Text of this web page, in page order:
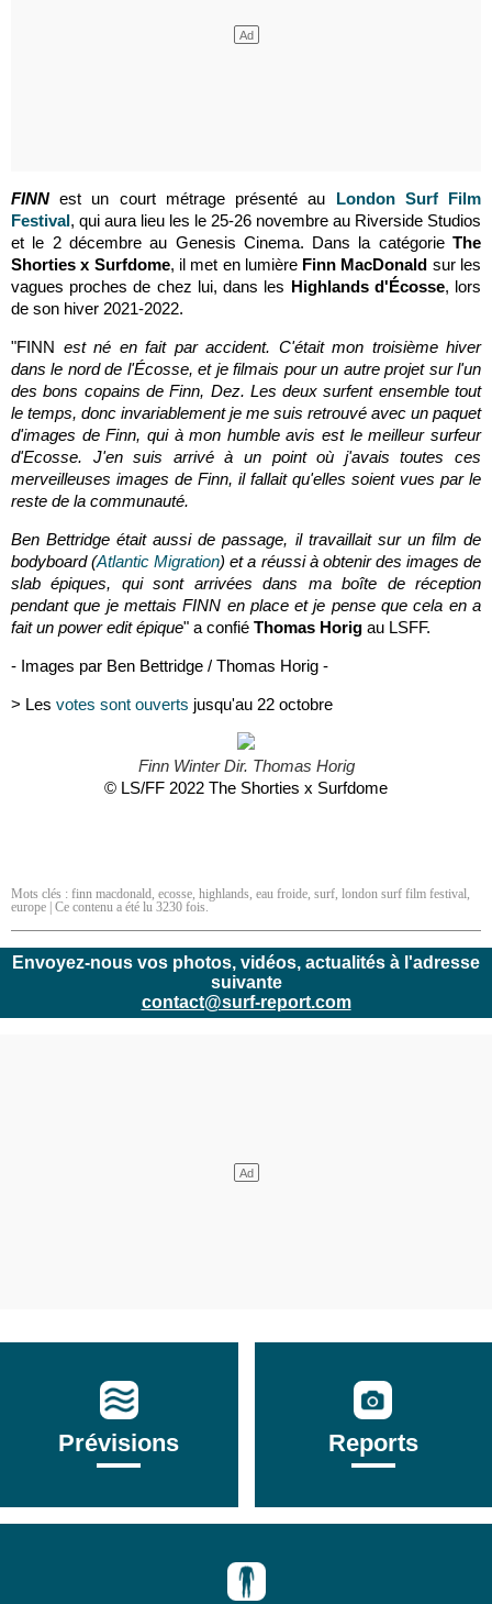
FINNest un court métrage présenté au London Surf Film
Festival, qui aura lieu les le 25-26 novembre au Riverside Studios
et le 2 décembre au Genesis Cinema. Dans la catégorie The
Shorties x Surfdome, il met en lumière Finn MacDonald sur les
vagues proches de chez lui, dans les Highlands d'Écosse, lors
de son hiver 2021-2022.
"FINN est né en fait par accident. C'était mon troisième hiver
dans le nord de l'Écosse, et je filmais pour un autre projet sur l'un
des bons copains de Finn, Dez. Les deux surfent ensemble tout
le temps, donc invariablement je me suis retrouvé avec un paquet
d'images de Finn, qui à mon humble avis est le meilleur surfeur
d'Ecosse. J'en suis arrivé à un point où j'avais toutes ces
merveilleuses images de Finn, il fallait qu'elles soient vues par le
reste de la communauté.
Ben Bettridge était aussi de passage, il travaillait sur un film de
bodyboard (Atlantic Migration) et a réussi à obtenir des images de
slab épiques, qui sont arrivées dans ma boîte de réception
pendant que je mettais FINN en place et je pense que cela en a
fait un power edit épique" a confié Thomas Horig au LSFF.
- Images par Ben Bettridge / Thomas Horig -
> Les votes sont ouverts jusqu'au 22 octobre
Finn Winter Dir. Thomas Horig
© LS/FF 2022 The Shorties x Surfdome
Mots clés : finn macdonald, ecosse, highlands, eau froide, surf, london surf film festival,
europe | Ce contenu a été lu 3230 fois.
Envoyez-nous vos photos, vidéos, actualités à l'adresse
suivante
contact@surf-report.com
Prévisions Reports